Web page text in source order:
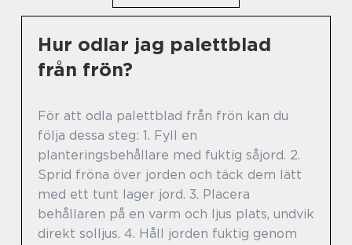
Hur odlar jag palettblad
från frön?
För att odla palettblad från frön kan du
följa dessa steg: 1. Fyll en
planteringsbehållare med fuktig såjord. 2.
Sprid fröna över jorden och täck dem lätt
med ett tunt lager jord. 3. Placera
behållaren på en varm och ljus plats, undvik
direkt solljus. 4. Håll jorden fuktig genom